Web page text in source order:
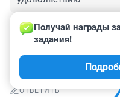
ОТВЕТИТЬ
Гость
Не не не только не эту
ОТВЕТИТЬ
Получай награды
задания!